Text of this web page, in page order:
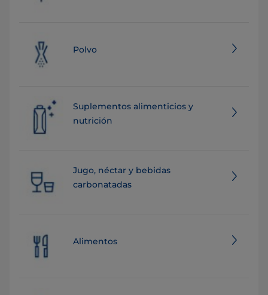
Polvo
Suplementos alimenticios y
nutrición
Jugo, néctar y bebidas
carbonatadas
Alimentos